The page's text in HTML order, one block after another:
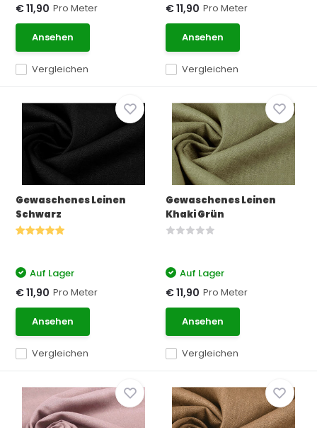
Vergleichen
€ 11,90 Pro Meter
Ansehen
Vergleichen
€ 11,90 Pro Meter
Ansehen
Gewaschenes Leinen
Schwarz
Vergleichen
Auf Lager
€ 11,90 Pro Meter
Ansehen
Gewaschenes Leinen
Khaki Grün
Vergleichen
Auf Lager
€ 11,90 Pro Meter
Ansehen